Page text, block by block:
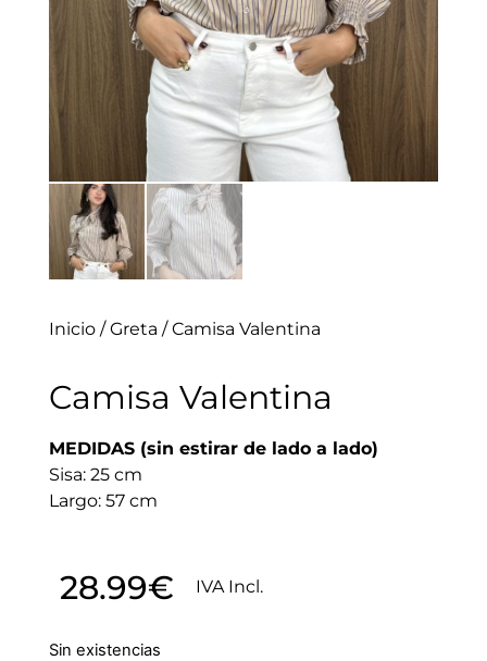
Inicio/Greta / Camisa Valentina
Camisa Valentina
MEDIDAS (sin estirar de lado a lado)
Sisa: 25 cm
Largo: 57 cm
28.99€ IVA Incl.
Sin existencias